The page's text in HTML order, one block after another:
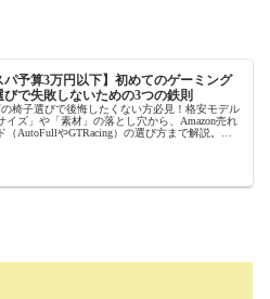
パ予算3万円以下】初めてのゲーミング
びで失敗しないための3つの鉄則
椅子選びで後悔したくない方必見！格安モデル
イズ」や「素材」の落とし穴から、Amazon売れ
（AutoFullやGTRacing）の選び方まで解説。初